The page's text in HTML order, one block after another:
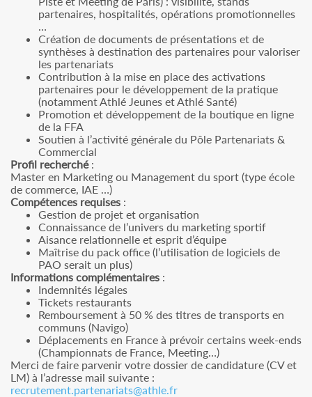
partenaires, hospitalités, opérations promotionnelles
…
Création de documents de présentations et de
synthèses à destination des partenaires pour valoriser
les partenariats
Contribution à la mise en place des activations
partenaires pour le développement de la pratique
(notamment Athlé Jeunes et Athlé Santé)
Promotion et développement de la boutique en ligne
de la FFA
Soutien à l’activité générale du Pôle Partenariats &
Commercial
Profil recherché:
Master en Marketing ou Management du sport (type école
de commerce, IAE …)
Compétences requises :
Gestion de projet et organisation
Connaissance de l’univers du marketing sportif
Aisance relationnelle et esprit d’équipe
Maîtrise du pack office (l’utilisation de logiciels de
PAO serait un plus)
Informations complémentaires :
Indemnités légales
Tickets restaurants
Remboursement à 50 % des titres de transports en
communs (Navigo)
Déplacements en France à prévoir certains week-ends
(Championnats de France, Meeting…)
Merci de faire parvenir votre dossier de candidature (CV et
LM) à l’adresse mail suivante :
recrutement.partenariats@athle.fr